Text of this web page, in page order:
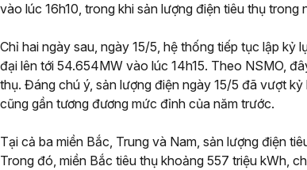
vào lúc 16h10, trong khi sản lượng điện tiêu thụ
Chỉ hai ngày sau, ngày 15/5, hệ thống tiếp tục lập kỷ
đại lên tới 54.654MW vào lúc 14h15. Theo NSMO,
thụ. Đáng chú ý, sản lượng điện ngày 15/5 đã vượt
cũng gần tương đương mức đỉnh của năm trước.
Tại cả ba miền Bắc, Trung và Nam, sản lượng điện
Trong đó, miền Bắc tiêu thụ khoảng 557 triệu kWh,